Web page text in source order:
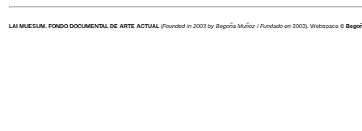
LAI MUESUM. FONDO DOCUMENTAL DE ARTE ACTUAL (Founded in 2003 by Begoña Muñoz / Fundado en 2003). Webspace ©